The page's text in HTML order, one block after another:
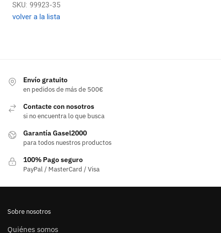
SKU: 99923-35
volver a la lista
Envío gratuito
en pedidos de más de 500€
Contacte con nosotros
si no encuentra lo que busca
Garantía Gasel2000
para todos nuestros productos
100% Pago seguro
PayPal / MasterCard / Visa
Sobre nosotros
Quiénes somos